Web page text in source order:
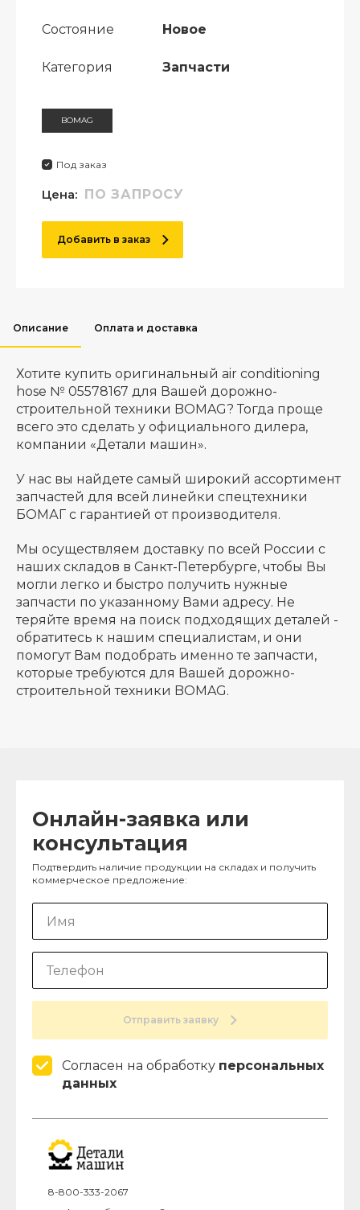
Состояние Новое
Категория Запчасти
BOMAG
Под заказ
Цена: ПО ЗАПРОСУ
Добавить в заказ
Описание Оплата и доставка
Хотите купить оригинальный air conditioning
hose № 05578167 для Вашей дорожно-
строительной техники BOMAG? Тогда проще
всего это сделать у официального дилера,
компании «Детали машин».
У нас вы найдете самый широкий ассортимент
запчастей для всей линейки спецтехники
БОМАГ с гарантией от производителя.
Мы осуществляем доставку по всей России с
наших складов в Санкт-Петербурге, чтобы Вы
могли легко и быстро получить нужные
запчасти по указанному Вами адресу. Не
теряйте время на поиск подходящих деталей -
обратитесь к нашим специалистам, и они
помогут Вам подобрать именно те запчасти,
которые требуются для Вашей дорожно-
строительной техники BOMAG.
Онлайн-заявка или
консультация
Подтвердить наличие продукции на складах и получить
коммерческое предложение:
Отправить заявку
Согласен на обработку персональных
данных
8-800-333-2067